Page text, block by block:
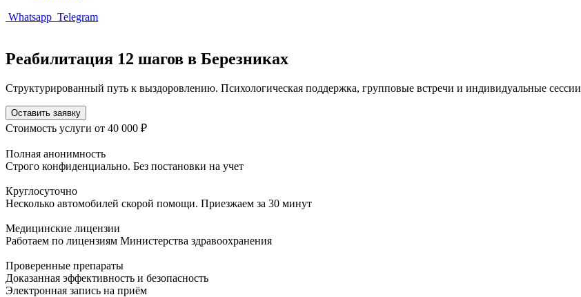
Whatsapp Telegram
Реабилитация 12 шагов в Березниках
Структурированный путь к выздоровлению. Психологическая поддержка, групповые встречи и индивидуальные сессии
Оставить заявку
Стоимость услуги от 40 000 ₽
Полная анонимность
Строго конфиденциально. Без постановки на учет
Круглосуточно
Несколько автомобилей скорой помощи. Приезжаем за 30 минут
Медицинские лицензии
Работаем по лицензиям Министерства здравоохранения
Проверенные препараты
Доказанная эффективность и безопасность
Электронная запись на приём